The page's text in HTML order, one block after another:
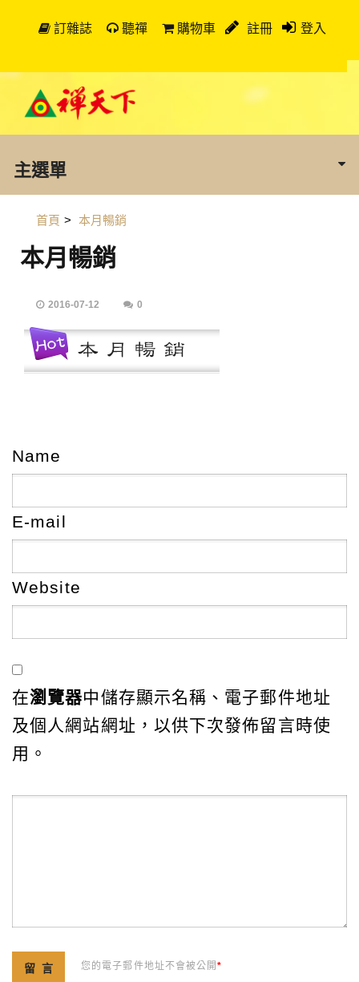
訂雜誌 聽禪 購物車 註冊 登入
主選單
首頁 > 本月暢銷
本月暢銷
2016-07-12 0
Name
E-mail
Website
在瀏覽器中儲存顯示名稱、電子郵件地址
及個人網站網址，以供下次發佈留言時使
用。
您的電子郵件地址不會被公開*